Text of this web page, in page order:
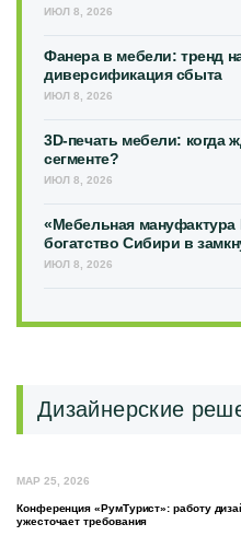
ИЮЛ 8, 2026
Фанера в мебели: тренд
диверсификация сбыта
ИЮЛ 8, 2026
3D-печать мебели: когда
сегменте?
ИЮЛ 8, 2026
«Мебельная мануфактура
богатство Сибири в
ИЮЛ 8, 2026
Дизайнерские
МАР 25, 2026
Конференция «РумТурист»: работу
ужесточает требования